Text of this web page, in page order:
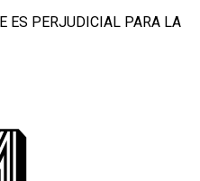
ES PERJUDICIAL PARA LA